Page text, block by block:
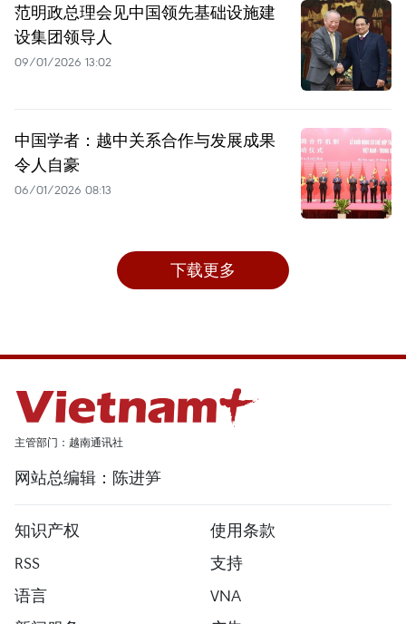
范明政总理会见中国领先基础设施建
设集团领导人
09/01/2026 13:02
中国学者：越中关系合作与发展成果
令人自豪
06/01/2026 08:13
下载更多
主管部门：越南通讯社
网站总编辑：陈进笋
知识产权
使用条款
RSS
支持
语言
VNA